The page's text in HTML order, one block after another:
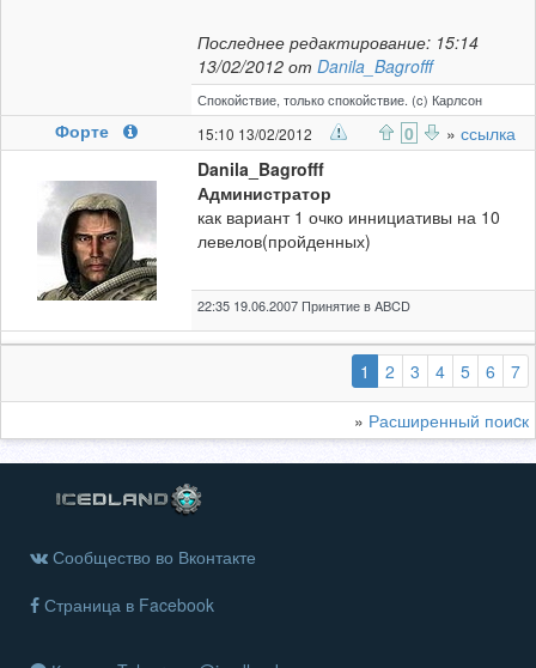
Последнее редактирование: 15:14
13/02/2012 от Danila_Bagrofff
Спокойствие, только спокойствие. (c) Карлсон
Форте 15:10 13/02/2012 0 » ссылка
Danila_Bagrofff
Администратор
как вариант 1 очко иннициативы на 10
левелов(пройденных)
22:35 19.06.2007 Принятие в ABCD
1 (выбранная)
2 3 4 5 6 7
» Расширенный поиcк
Сообщество во Вконтакте
Страница в Facebook